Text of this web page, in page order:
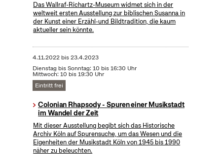
Das Wallraf-Richartz-Museum widmet sich in der
weltweit ersten Ausstellung zur biblischen Susanna in
der Kunst einer Erzähl-und Bildtradition, die kaum
aktueller sein könnte.
4.11.2022bis23.4.2023
Dienstag bis Sonntag: 10 bis 16:30 Uhr
Mittwoch: 10 bis 19:30 Uhr
Eintritt frei
Colonian Rhapsody - Spuren einer Musikstadt
im Wandel der Zeit
Mit dieser Ausstellung begibt sich das Historische
Archiv Köln auf Spurensuche, um das Wesen und die
Eigenheiten der Musikstadt Köln von 1945 bis 1990
näher zu beleuchten.